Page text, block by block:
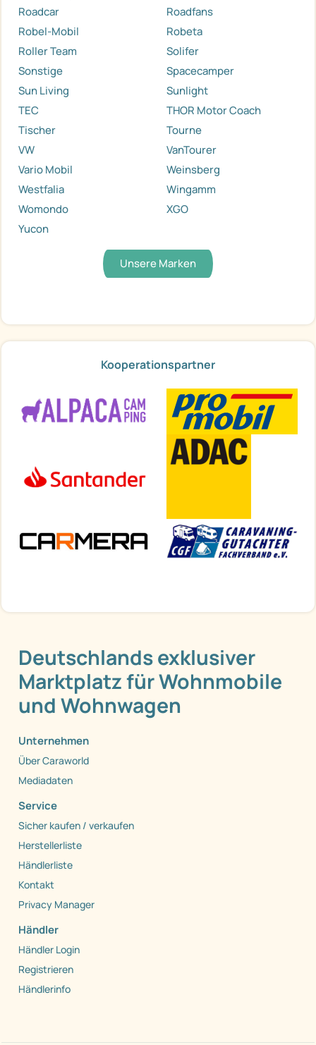
Roadcar
Roadfans
Robel-Mobil
Robeta
Roller Team
Solifer
Sonstige
Spacecamper
Sun Living
Sunlight
TEC
THOR Motor Coach
Tischer
Tourne
VW
VanTourer
Vario Mobil
Weinsberg
Westfalia
Wingamm
Womondo
XGO
Yucon
Unsere Marken
Kooperationspartner
Deutschlands exklusiver
Marktplatz für Wohnmobile
und Wohnwagen
Unternehmen
Über Caraworld
Mediadaten
Service
Sicher kaufen / verkaufen
Herstellerliste
Händlerliste
Kontakt
Privacy Manager
Händler
Händler Login
Registrieren
Händlerinfo